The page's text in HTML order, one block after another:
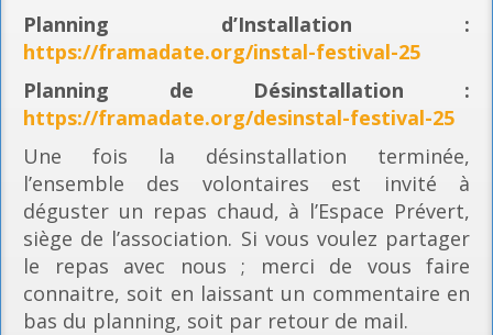
Planning d’Installation :
https://framadate.org/instal-festival-25
Planning de Désinstallation :
https://framadate.org/desinstal-festival-25
Une fois la désinstallation terminée,
l’ensemble des volontaires est invité à
déguster un repas chaud, à l’Espace Prévert,
siège de l’association. Si vous voulez partager
le repas avec nous ; merci de vous faire
connaitre, soit en laissant un commentaire en
bas du planning, soit par retour de mail.